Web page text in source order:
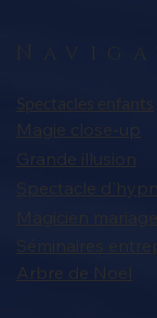
Spectacles enfants
Magie close-up
Grande illusion
Spectacle
Séminaires
Arbre de Noël